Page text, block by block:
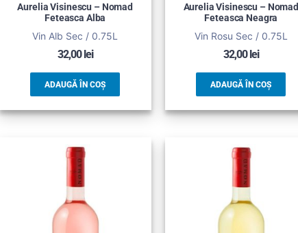
Aurelia Visinescu – Nomad
Feteasca Alba
Vin Alb Sec / 0.75L
32,00lei
ADAUGĂ ÎN COȘ
Aurelia Visinescu – Nomad
Feteasca Neagra
Vin Rosu Sec / 0.75L
32,00lei
ADAUGĂ ÎN COȘ